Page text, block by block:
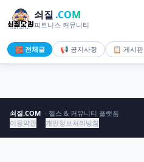
쇠질 .COM
피트니스 커뮤니티
🧱 전체글 📢 공지사항 📋 게시판
쇠질.COM · 헬스 & 커뮤니티 플랫폼
이용약관
개인정보처리방침